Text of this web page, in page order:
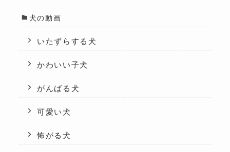
犬の動画
いたずらする犬
かわいい子犬
がんばる犬
可愛い犬
怖がる犬